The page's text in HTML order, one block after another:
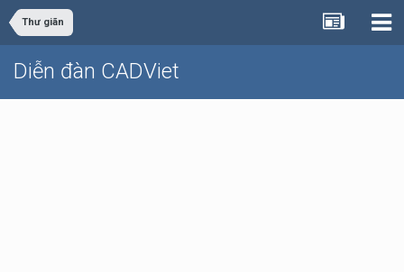
Thư giãn
Diễn đàn CADViet